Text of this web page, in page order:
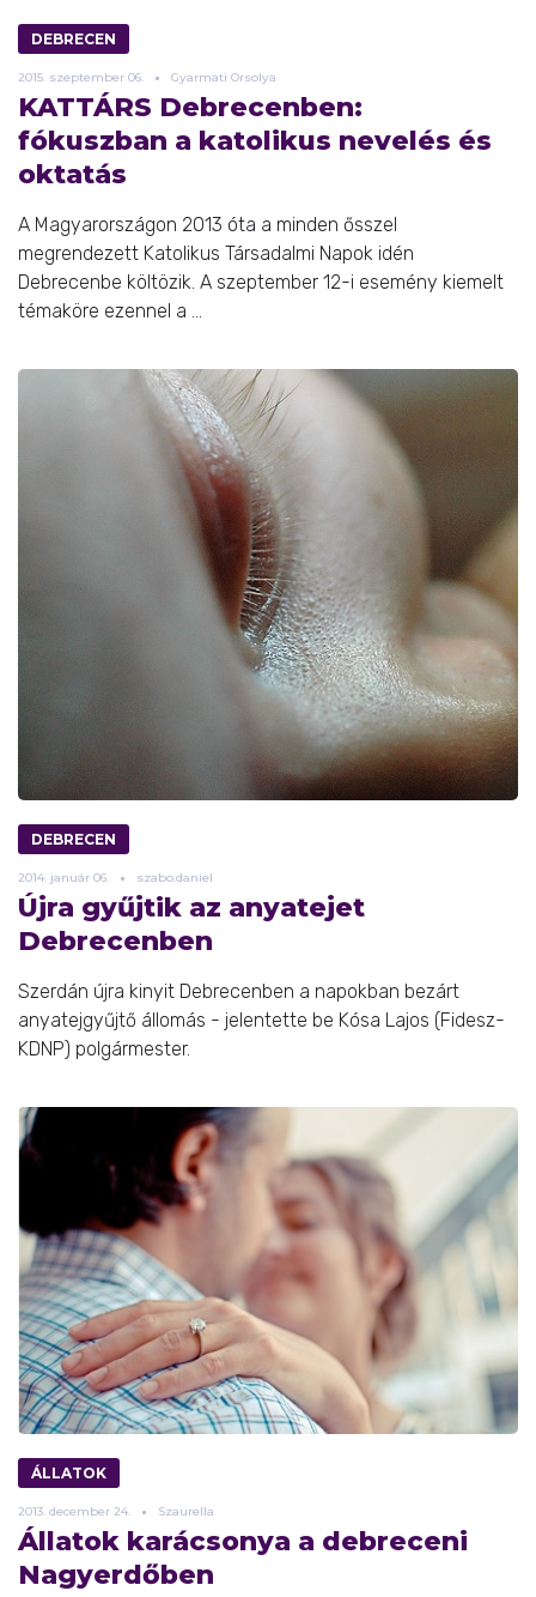
DEBRECEN
2015. szeptember 06. Gyarmati Orsolya
KATTÁRS Debrecenben:
fókuszban a katolikus nevelés és
oktatás
A Magyarországon 2013 óta a minden ősszel
megrendezett Katolikus Társadalmi Napok idén
Debrecenbe költözik. A szeptember 12-i esemény kiemelt
témaköre ezennel a ...
DEBRECEN
2014. január 06. szabo.daniel
Újra gyűjtik az anyatejet
Debrecenben
Szerdán újra kinyit Debrecenben a napokban bezárt
anyatejgyűjtő állomás - jelentette be Kósa Lajos (Fidesz-
KDNP) polgármester.
ÁLLATOK
2013. december 24. Szaurella
Állatok karácsonya a debreceni
Nagyerdőben